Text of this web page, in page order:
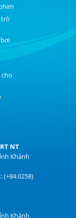
trò
NT
Khánh
Khánh